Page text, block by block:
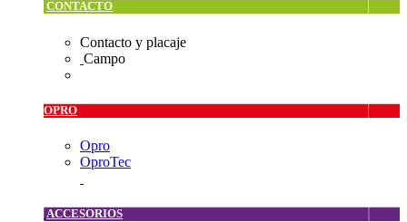
CONTACTO
Contacto y placaje
Campo
OPRO
Opro
OproTec
ACCESORIOS